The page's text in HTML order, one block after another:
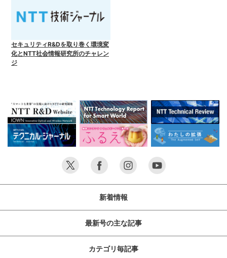
セキュリティR&Dを取り巻く環境変
化とNTT社会情報研究所のチャレン
ジ
新着情報
最新号の主な記事
カテゴリ毎記事